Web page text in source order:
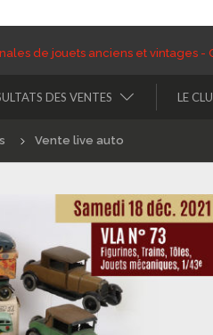
DES VENTES LE
Vente live auto